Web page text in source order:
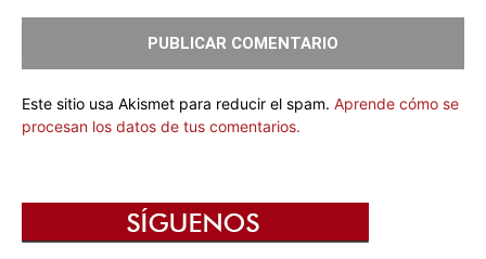
Este sitio usa Akismet para reducir el spam. Aprende cómo se
procesan los datos de tus comentarios.